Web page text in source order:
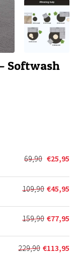
Softwash
69,90
prijs
was:
€69,90.
€25,95
Huidige
prijs
is:
€25,95.
109,90
prijs
was:
€109,90.
€45,95
Huidige
prijs
is:
€45,95.
159,90
prijs
was:
€159,90.
€77,95
Huidige
prijs
is:
€77,95.
229,90 €113,95
Huidige